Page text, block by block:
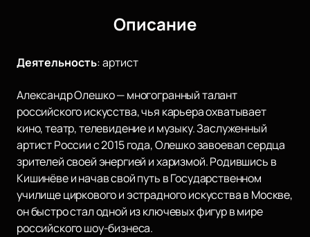
Описание
Деятельность:артист
Александр Олешко — многогранный талант
российского искусства, чья карьера охватывает
кино, театр, телевидение и музыку. Заслуженный
артист России с 2015 года, Олешко завоевал сердца
зрителей своей энергией и харизмой. Родившись в
Кишинёве и начав свой путь в Государственном
училище циркового и эстрадного искусства в Москве,
он быстро стал одной из ключевых фигур в мире
российского шоу-бизнеса.